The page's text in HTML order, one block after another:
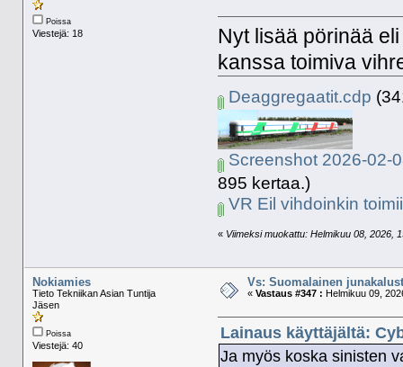
Poissa
Viestejä: 18
Nyt lisää pörinää
kanssa toimiva
Deaggregaatit.cdp
Screenshot 2026-02-
895 kertaa.)
VR Eil vihdoinkin
« Viimeksi muokattu: Helmikuu 08, 2026,
Nokiamies
Tieto Tekniikan Asian Tuntija
Jäsen
Poissa
Viestejä: 40
Vs: Suomalainen
« Vastaus #347 : Helmikuu 09,
Lainaus käyttäjältä:
Ja myös koska sinisten